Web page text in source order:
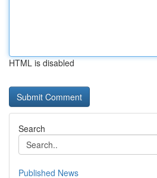
HTML is disabled
Search
Published News